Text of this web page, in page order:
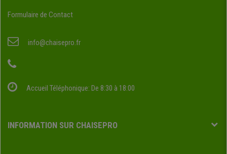
Formulaire de Contact
info@chaisepro.fr
Accueil Téléphonique: De 8:30 à 18:00
INFORMATION SUR CHAISEPRO